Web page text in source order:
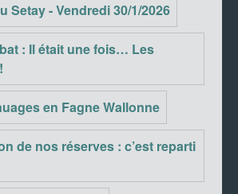
Setay - Vendredi 30/1/2026
: Il était une fois… Les
en Fagne Wallonne
de nos réserves : c’est reparti